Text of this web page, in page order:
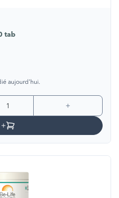
tab
aujourd'hui.